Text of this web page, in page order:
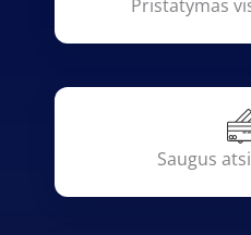
Pristatymas
Saugus